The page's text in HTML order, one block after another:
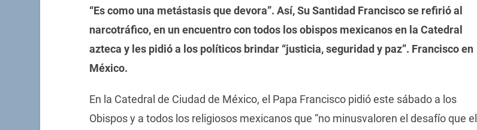
“Es como una metástasis que devora”. Así, Su Santidad Francisco se refirió al
narcotráfico, en un encuentro con todos los obispos mexicanos en la Catedral
azteca y les pidió a los políticos brindar “justicia, seguridad y paz”. Francisco en
México.
En la Catedral de Ciudad de México, el Papa Francisco pidió este sábado a los
Obispos y a todos los religiosos mexicanos que “no minusvaloren el desafío que el